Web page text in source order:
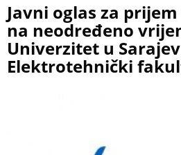
Javni oglas za
na neodređeno
Univerzitet u
Elektrotehnički